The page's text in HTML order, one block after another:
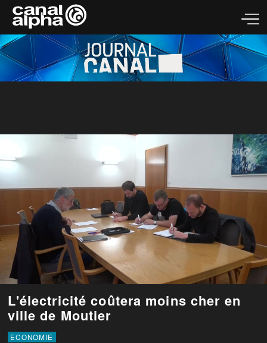
L'électricité coûtera moins cher en
ville de Moutier
ECONOMIE